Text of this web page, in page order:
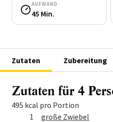
AUFWAND
45 Min.
Zutaten Zubereitung
Zutaten für 4
495 kcal pro Portion
Menge Zutat
1
große Zwiebel